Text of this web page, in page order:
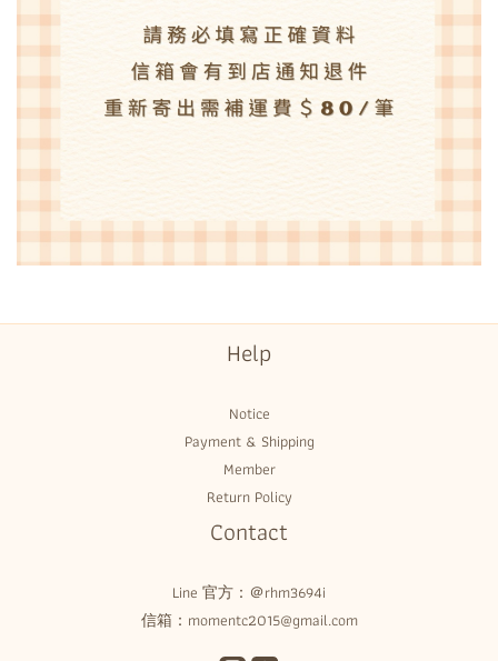
Help
Notice
Payment & Shipping
Member
Return Policy
Contact
Line 官方： ＠rhm3694i
信箱：momentc2015@gmail.com